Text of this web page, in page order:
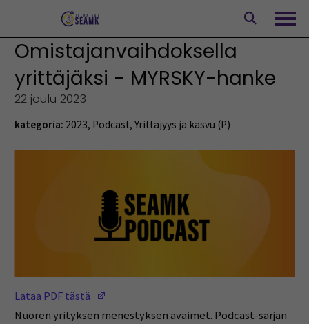
Omistajanvaihdoksella
yrittäjäksi - MYRSKY-hanke
22 joulu 2023
kategoria: 2023, Podcast, Yrittäjyys ja kasvu (P)
Lataa PDF tästä
Nuoren yrityksen menestyksen avaimet. Podcast-sarjan